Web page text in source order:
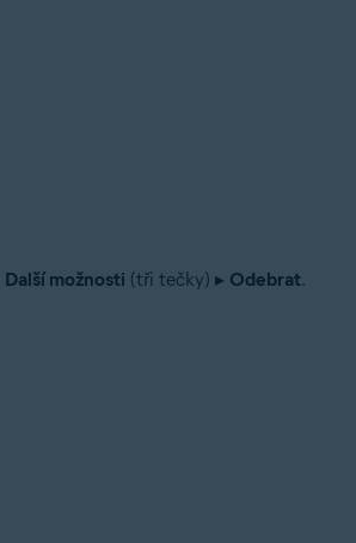
Další možnosti (tři tečky) ▸ Odebrat.